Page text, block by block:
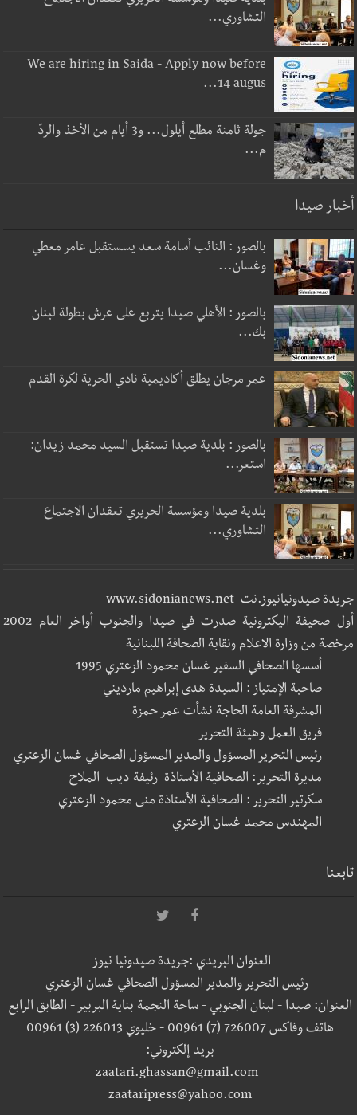
التشاوري...
We are hiring in Saida - Apply now before
14 augus...
جولة ثامنة مطلع أيلول... و3 أيام من الأخذ والردّ
م...
أخبار صيدا
بالصور : النائب أسامة سعد يسستقبل عامر معطي
وغسان...
بالصور : الأهلي صيدا يتربع على عرش بطولة لبنان
بك...
عمر مرجان يطلق أكاديمية نادي الحرية لكرة القدم
بالصور : بلدية صيدا تستقبل السيد محمد زيدان:
استعر...
بلدية صيدا ومؤسسة الحريري تعقدان الاجتماع
التشاوري...
جريدة صيدونيانيوز.نت www.sidonianews.net
أول صحيفة اليكترونية صدرت في صيدا والجنوب أواخر العام 2002
مرخصة من وزارة الاعلام ونقابة الصحافة اللبنانية
أسسها الصحافي السفير غسان محمود الزعتري 1995
صاحبة الإمتياز : السيدة هدى إبراهيم مارديني
المشرفة العامة الحاجة نشأت عمر حمزة
فريق العمل وهيئة التحرير
رئيس التحرير المسؤول والمدير المسؤول الصحافي غسان الزعتري
مديرة التحرير: الصحافية الأستاذة رئيفة ديب الملاح
سكرتير التحرير : الصحافية الأستاذة منى محمود الزعتري
المهندس محمد غسان الزعتري
تابعنا
العنوان البريدي :جريدة صيدونيا نيوز
رئيس التحرير والمدير المسؤول الصحافي غسان الزعتري
العنوان: صيدا - لبنان الجنوبي - ساحة النجمة بناية البربير - الطابق الرابع
هاتف وفاكس 726007 (7) 00961 - خليوي 226013 (3) 00961
بريد إلكتروني:
zaatari.ghassan@gmail.com
zaataripress@yahoo.com